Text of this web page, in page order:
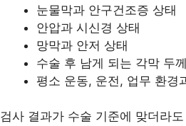
눈물막과 안구건조증 상태
안압과 시신경 상태
망막과 안저 상태
수술 후 남게 되는 각막 두께
평소 운동, 운전, 업무 환경
검사 결과가 수술 기준에 맞더라